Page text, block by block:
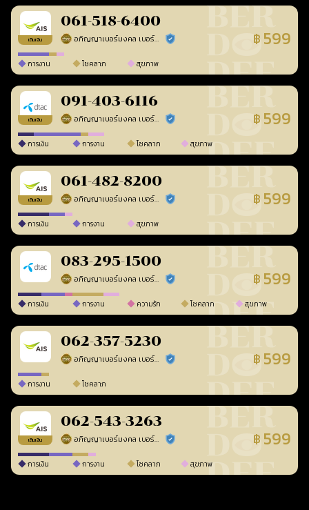
เติมเงิน
061-518-6400
อภิญญาเบอร์มงคล เบอร์สวยเลขศาสตร์ ร้านยืนยันแล้ว ฿ 599
การงาน โชคลาภ สุขภาพ
เติมเงิน
091-403-6116
อภิญญาเบอร์มงคล เบอร์สวยเลขศาสตร์ ร้านยืนยันแล้ว ฿ 599
การเงิน การงาน โชคลาภ สุขภาพ
เติมเงิน
061-482-8200
อภิญญาเบอร์มงคล เบอร์สวยเลขศาสตร์ ร้านยืนยันแล้ว ฿ 599
การเงิน การงาน สุขภาพ
083-295-1500
อภิญญาเบอร์มงคล เบอร์สวยเลขศาสตร์ ร้านยืนยันแล้ว ฿ 599
การเงิน การงาน ความรัก โชคลาภ สุขภาพ
062-357-5230
อภิญญาเบอร์มงคล เบอร์สวยเลขศาสตร์ ร้านยืนยันแล้ว ฿ 599
การงาน โชคลาภ
เติมเงิน
062-543-3263
อภิญญาเบอร์มงคล เบอร์สวยเลขศาสตร์ ร้านยืนยันแล้ว ฿ 599
การเงิน การงาน โชคลาภ สุขภาพ